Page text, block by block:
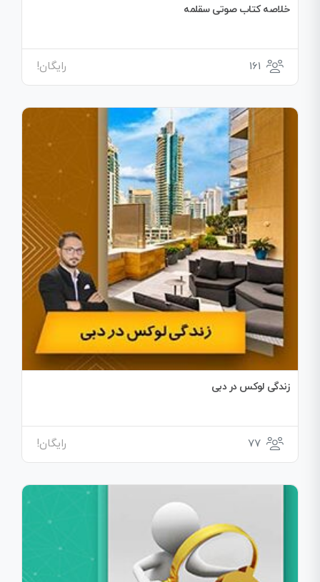
خلاصه کتاب صوتی سقلمه
161 رایگان!
زندگی لوکس در دبی
77 رایگان!